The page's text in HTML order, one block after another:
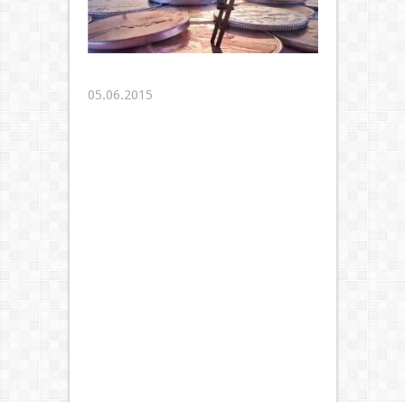
05.06.2015